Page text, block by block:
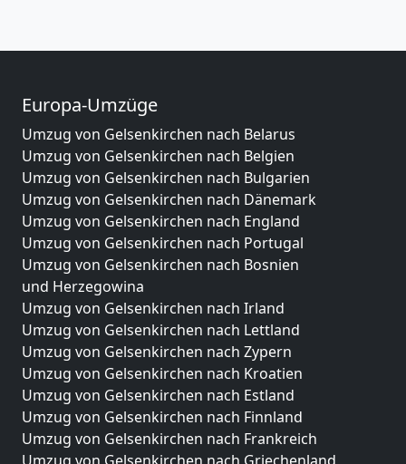
Europa-Umzüge
Umzug von Gelsenkirchen nach Belarus
Umzug von Gelsenkirchen nach Belgien
Umzug von Gelsenkirchen nach Bulgarien
Umzug von Gelsenkirchen nach Dänemark
Umzug von Gelsenkirchen nach England
Umzug von Gelsenkirchen nach Portugal
Umzug von Gelsenkirchen nach Bosnien
und Herzegowina
Umzug von Gelsenkirchen nach Irland
Umzug von Gelsenkirchen nach Lettland
Umzug von Gelsenkirchen nach Zypern
Umzug von Gelsenkirchen nach Kroatien
Umzug von Gelsenkirchen nach Estland
Umzug von Gelsenkirchen nach Finnland
Umzug von Gelsenkirchen nach Frankreich
Umzug von Gelsenkirchen nach Griechenland